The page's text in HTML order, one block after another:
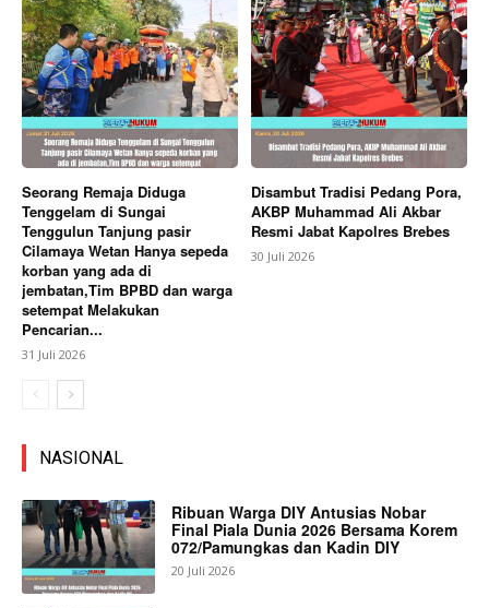
Seorang Remaja Diduga
Tenggelam di Sungai
Tenggulun Tanjung pasir
Cilamaya Wetan Hanya sepeda
korban yang ada di
jembatan,Tim BPBD dan warga
setempat Melakukan
Pencarian...
31 Juli 2026
Disambut Tradisi Pedang Pora,
AKBP Muhammad Ali Akbar
Resmi Jabat Kapolres Brebes
30 Juli 2026
NASIONAL
Ribuan Warga DIY Antusias Nobar
Final Piala Dunia 2026 Bersama Korem
072/Pamungkas dan Kadin DIY
20 Juli 2026